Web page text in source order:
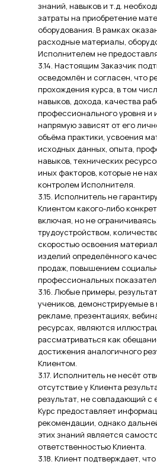
знаний, навыков и т.д.
затраты на приобретение
оборудования. В рамках
расходные материалы,
Исполнителем не
3.14. Настоящим Заказчик
осведомлён и согласен, что
прохождения курса, в том
навыков, дохода, качества
профессионального уровня и
напрямую зависят от его
объёма практики, усвоения
исходных данных, опыта,
навыков, технических
иных факторов, которые не
контролем Исполнителя.
3.15. Исполнитель не
Клиентом какого-либо
включая, но не
трудоустройством,
скоростью освоения
изделий определённого
продаж, повышением
профессиональных
3.16. Любые примеры,
учеников, демонстрируемые в
рекламе, презентациях,
ресурсах, являются
рассматриваться как
достижения аналогичного
Клиентом.
3.17. Исполнитель не несёт
отсутствие у Клиента
результат, не совпадающий с
Курс предоставляет
рекомендации, однако
этих знаний является
ответственностью Клиента.
3.18. Клиент подтверждает,